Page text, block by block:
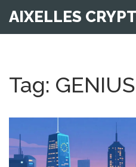
AIXELLES
Tag: